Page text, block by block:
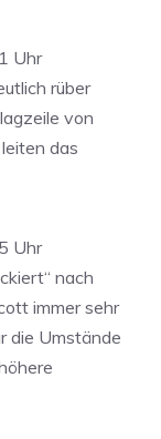
Uhr
rüber
von
das
Uhr
nach
immer sehr
die Umstände